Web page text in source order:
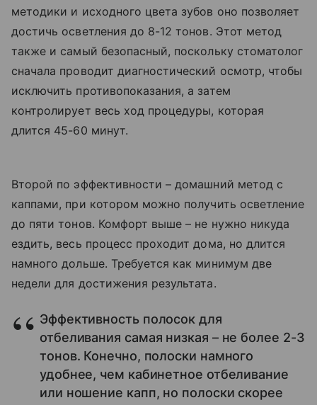
методики и исходного цвета зубов оно позволяет
достичь осветления до 8-12 тонов. Этот метод
также и самый безопасный, поскольку стоматолог
сначала проводит диагностический осмотр, чтобы
исключить противопоказания, а затем
контролирует весь ход процедуры, которая
длится 45-60 минут.
Второй по эффективности – домашний метод с
каппами, при котором можно получить осветление
до пяти тонов. Комфорт выше – не нужно никуда
ездить, весь процесс проходит дома, но длится
намного дольше. Требуется как минимум две
недели для достижения результата.
Эффективность полосок для
отбеливания самая низкая – не более 2-3
тонов. Конечно, полоски намного
удобнее, чем кабинетное отбеливание
или ношение капп, но полоски скорее